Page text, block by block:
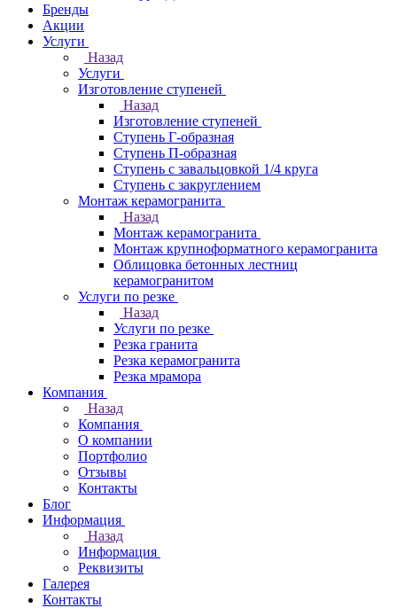
Бренды
Акции
Услуги
Назад
Услуги
Изготовление ступеней
Назад
Изготовление ступеней
Ступень Г-образная
Ступень П-образная
Ступень с завальцовкой 1/4 круга
Ступень с закруглением
Монтаж керамогранита
Назад
Монтаж керамогранита
Монтаж крупноформатного керамогранита
Облицовка бетонных лестниц
керамогранитом
Услуги по резке
Назад
Услуги по резке
Резка гранита
Резка керамогранита
Резка мрамора
Компания
Назад
Компания
О компании
Портфолио
Отзывы
Контакты
Блог
Информация
Назад
Информация
Реквизиты
Галерея
Контакты